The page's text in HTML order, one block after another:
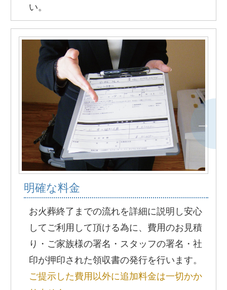
い。
明確な料金
お火葬終了までの流れを詳細に説明し安心
してご利用して頂ける為に、費用のお見積
り・ご家族様の署名・スタッフの署名・社
印が押印された領収書の発行を行います。
ご提示した費用以外に追加料金は一切かか